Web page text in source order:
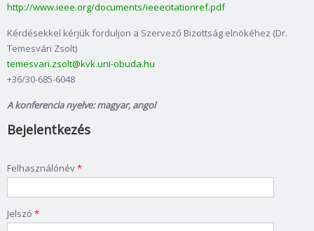
http://www.ieee.org/documents/ieeecitationref.pdf
Kérdésekkel kérjük forduljon a Szervező Bizottság elnökéhez (Dr.
Temesvári Zsolt)
temesvari.zsolt@kvk.uni-obuda.hu
+36/30-685-6048
A konferencia nyelve: magyar, angol
Bejelentkezés
Felhasználónév*
Jelszó *